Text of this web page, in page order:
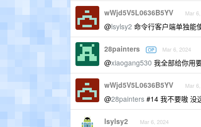
wWjd5V5L0636B5YV Mar
@lsylsy2 命令行客户端单独能
28painters OP Mar 6, 2024
@xiaogang530 我全部给你用
wWjd5V5L0636B5YV Mar
@28painters #14 我不要嗷 没
lsylsy2 Mar 6, 2024